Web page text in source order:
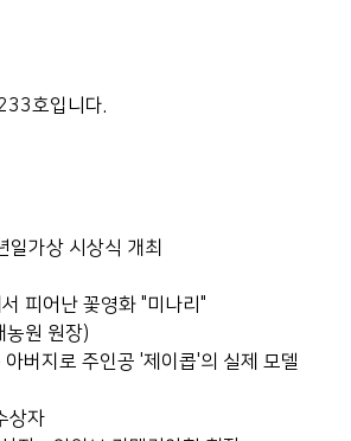
호입니다.
일가상 시상식 개최
에서 피어난 꽃영화 "미나리"
재농원 원장)
아버지로 주인공 '제이콥'의 실제 모델
상자